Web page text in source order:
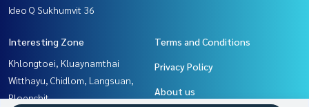
Ideo Q Sukhumvit 36
Interesting Zone
Khlongtoei, Kluaynamthai
Witthayu, Chidlom, Langsuan,
Ploenchit
Terms and Conditions
Privacy Policy
About us